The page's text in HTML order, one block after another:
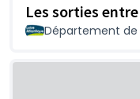
Les sorties
Département